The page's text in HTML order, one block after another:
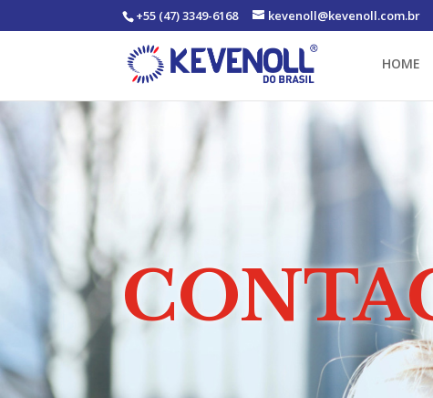
+55 (47) 3349-6168 kevenoll@kevenoll.com.br
HOME